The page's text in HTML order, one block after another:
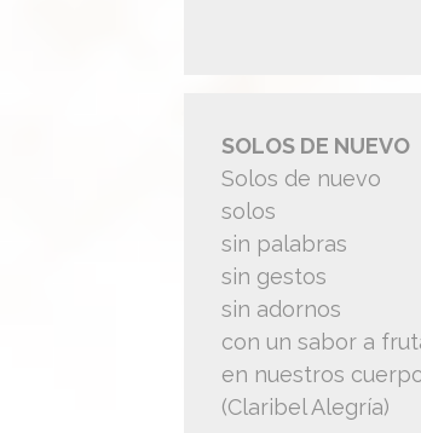
SOLOS DE NUEVO
Solos de nuevo
solos
sin palabras
sin gestos
sin adornos
con un sabor a
en nuestros
(Claribel Alegría)